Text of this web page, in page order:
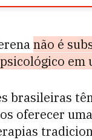
não é
brasileiras
oferecer